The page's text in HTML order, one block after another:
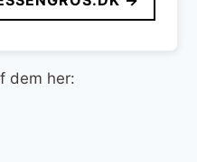
dem her: